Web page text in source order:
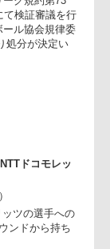
ドハリケーンズ 戦
スティーブン・セ
リーグ規約第73
議にて検証審議を
通り処分が決定い
（NTTドコモレッ